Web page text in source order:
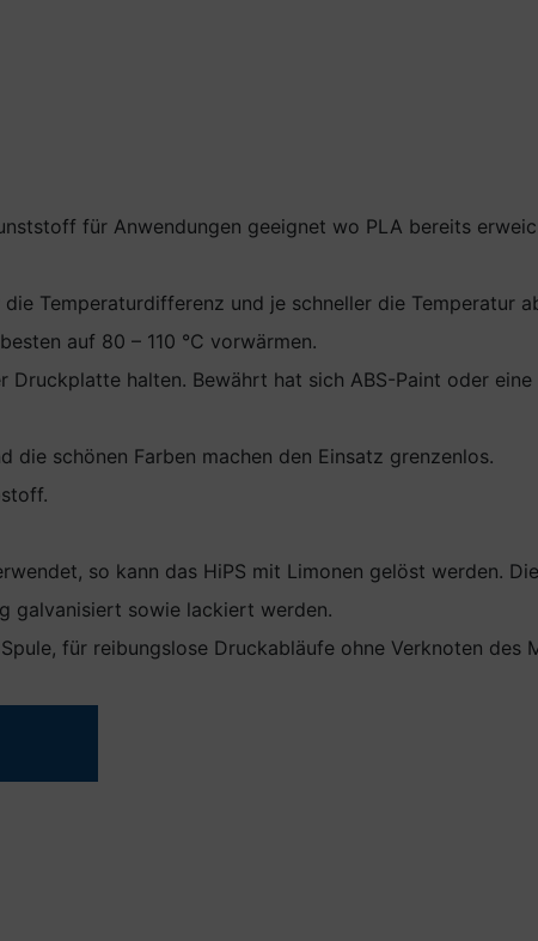
für Anwendungen geeignet wo PLA bereits
Temperaturdifferenz und je schneller die Temperatur
auf 80 – 110 °C vorwärmen.
halten. Bewährt hat sich ABS-Paint oder
die schönen Farben machen den Einsatz grenzenlos.
so kann das HiPS mit Limonen gelöst werden.
galvanisiert sowie lackiert werden.
für reibungslose Druckabläufe ohne Verknoten des